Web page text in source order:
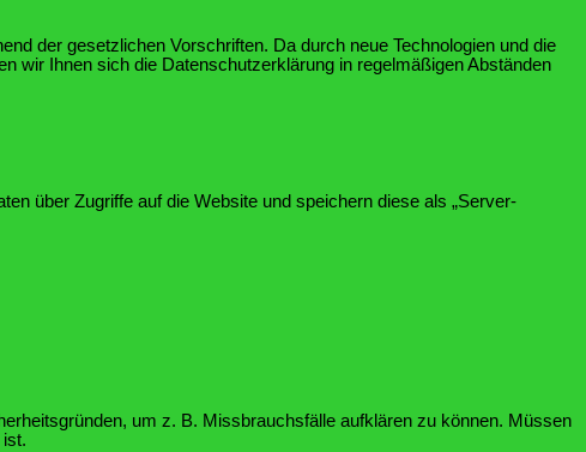
der gesetzlichen Vorschriften. Da durch neue Technologien und die
wir Ihnen sich die Datenschutzerklärung in regelmäßigen Abständen
über Zugriffe auf die Website und speichern diese als „Server-
um z. B. Missbrauchsfälle aufklären zu können. Müssen